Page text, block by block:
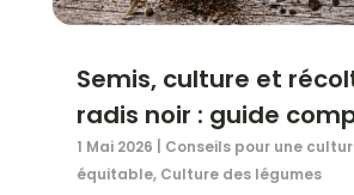
Semis, culture et
radis noir : guide
1 Mai 2026
Conseils pour une
équitable, Culture des légumes